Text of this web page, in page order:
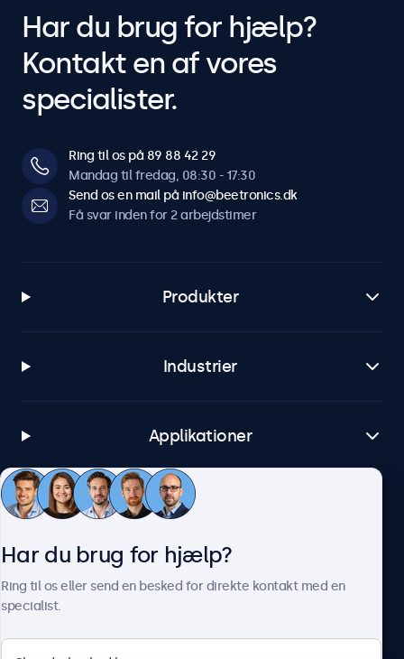
Har du brug for hjælp?
Kontakt en af vores
specialister.
Ring til os på 89 88 42 29
Mandag til fredag, 08:30 - 17:30
Send os en mail på info@beetronics.dk
Få svar inden for 2 arbejdstimer
Produkter
Industrier
Applikationer
Kundeservice
Har du brug for hjælp?
Ring til os eller send en besked for direkte kontakt med en
specialist.